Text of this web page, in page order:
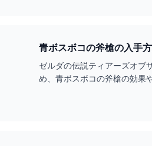
青ボスボコの斧槍の入手
ゼルダの伝説ティアーズオブ
め、青ボスボコの斧槍の効果